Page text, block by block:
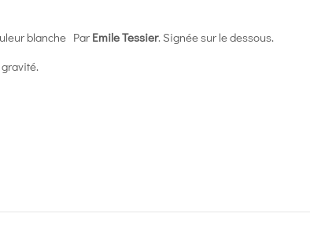
blanche ParEmile Tessier. Signée sur le dessous.